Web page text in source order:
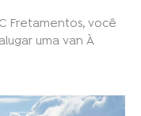
Fretamentos, você
uma van À